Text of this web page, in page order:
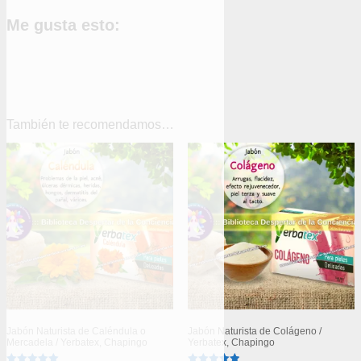
Me gusta esto:
También te recomendamos…
Jabón Naturista de Colágeno /
Yerbatex, Chapingo